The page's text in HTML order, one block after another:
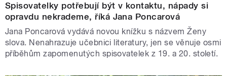
Spisovatelky potřebují být v kontaktu, nápady si
opravdu nekrademe, říká Jana Poncarová
Jana Poncarová vydává novou knížku s názvem Ženy
slova. Nenahrazuje učebnici literatury, jen se věnuje osmi
příběhům zapomenutých spisovatelek z 19. a 20. století.